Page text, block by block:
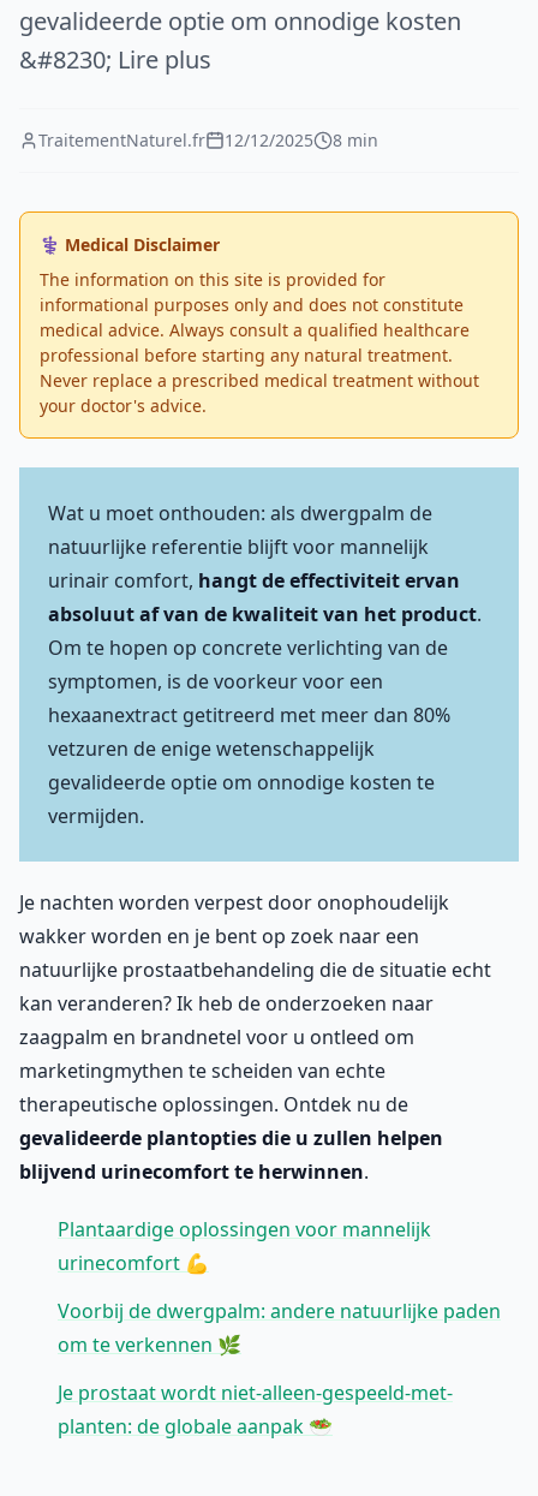
gevalideerde optie om onnodige kosten
&#8230; Lire plus
TraitementNaturel.fr 12/12/2025 8 min
⚕️ Medical Disclaimer
The information on this site is provided for
informational purposes only and does not constitute
medical advice. Always consult a qualified healthcare
professional before starting any natural treatment.
Never replace a prescribed medical treatment without
your doctor's advice.
Wat u moet onthouden: als dwergpalm de
natuurlijke referentie blijft voor mannelijk
urinair comfort, hangt de effectiviteit ervan
absoluut af van de kwaliteit van het product.
Om te hopen op concrete verlichting van de
symptomen, is de voorkeur voor een
hexaanextract getitreerd met meer dan 80%
vetzuren de enige wetenschappelijk
gevalideerde optie om onnodige kosten te
vermijden.
Je nachten worden verpest door onophoudelijk
wakker worden en je bent op zoek naar een
natuurlijke prostaatbehandeling die de situatie echt
kan veranderen? Ik heb de onderzoeken naar
zaagpalm en brandnetel voor u ontleed om
marketingmythen te scheiden van echte
therapeutische oplossingen. Ontdek nu de
gevalideerde plantopties die u zullen helpen
blijvend urinecomfort te herwinnen.
Plantaardige oplossingen voor mannelijk
urinecomfort 💪
Voorbij de dwergpalm: andere natuurlijke paden
om te verkennen 🌿
Je prostaat wordt niet-alleen-gespeeld-met-
planten: de globale aanpak 🥗